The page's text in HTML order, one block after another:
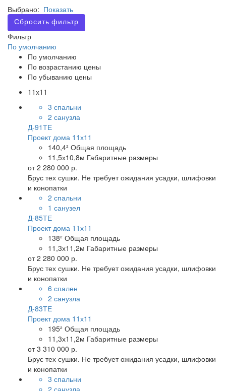
Выбрано: Показать
Сбросить фильтр
Фильтр
По умолчанию
По умолчанию
По возрастанию цены
По убыванию цены
11х11
3 спальни
2 санузла
Д-91ТЕ
Проект дома 11х11
140,4² Общая площадь
11,5х10,8м Габаритные размеры
от2 280 000 р.
Брус тех сушки. Не требует ожидания усадки, шлифовки
и конопатки
2 спальни
1 санузел
Д-85ТЕ
Проект дома 11х11
138² Общая площадь
11,3х11,2м Габаритные размеры
от2 280 000 р.
Брус тех сушки. Не требует ожидания усадки, шлифовки
и конопатки
6 спален
2 санузла
Д-83ТЕ
Проект дома 11х11
195² Общая площадь
11,3х11,2м Габаритные размеры
от3 310 000 р.
Брус тех сушки. Не требует ожидания усадки, шлифовки
и конопатки
3 спальни